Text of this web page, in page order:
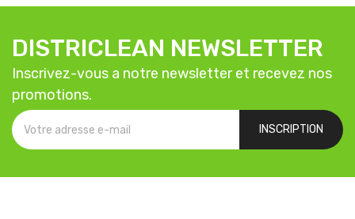
DISTRICLEAN NEWSLETTER
Inscrivez-vous a notre newsletter et recevez nos
promotions.
INSCRIPTION